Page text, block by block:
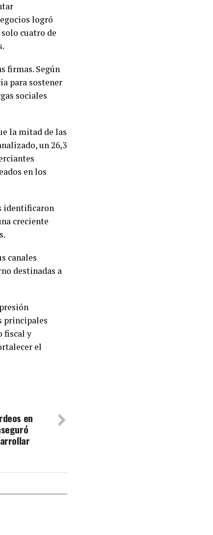
logró
cuatro de
firmas. Según
para sostener
sociales
la mitad de las
un 26,3
en los
identificaron
creciente
canales
destinadas a
principales
fiscal y
el
en